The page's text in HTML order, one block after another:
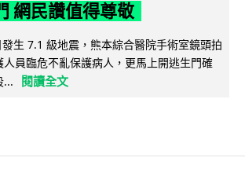
網民讚值得尊敬
生 7.1 級地震，熊本綜合醫院手術室鏡頭拍
員臨危不亂保護病人，更馬上開逃生門確
...
閱讀全文